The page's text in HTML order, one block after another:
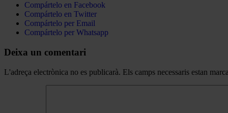
Compártelo en Facebook
Compártelo en Twitter
Compártelo per Email
Compártelo per Whatsapp
Deixa un comentari
L'adreça electrònica no es publicarà. Els camps necessaris estan